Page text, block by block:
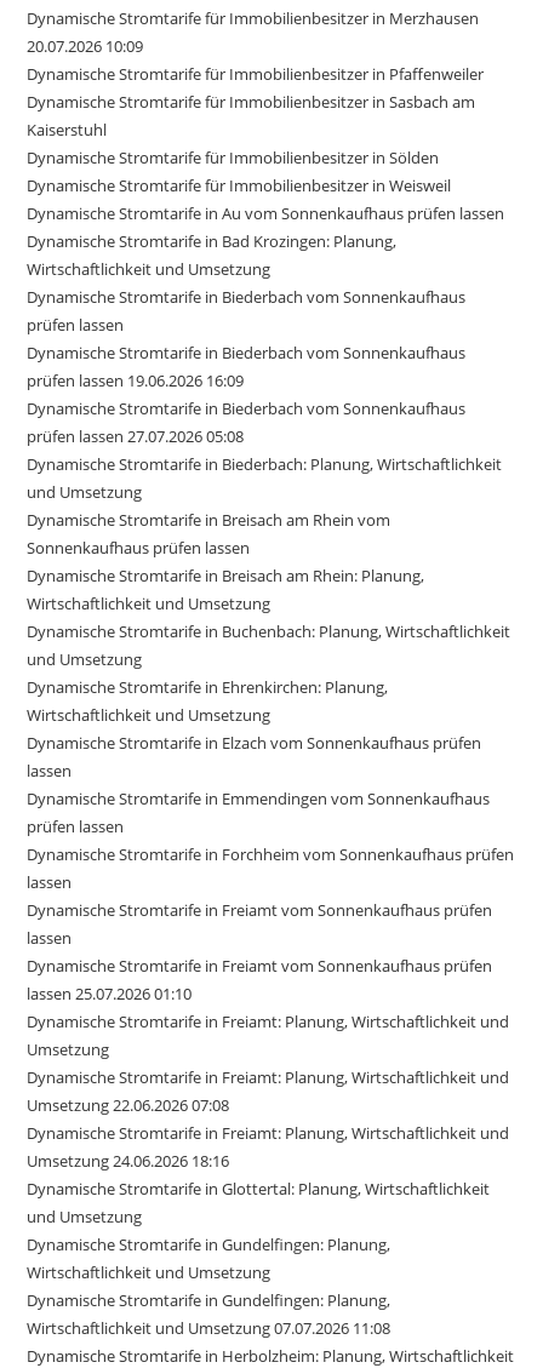
Dynamische Stromtarife für Immobilienbesitzer in Merzhausen
20.07.2026 10:09
Dynamische Stromtarife für Immobilienbesitzer in Pfaffenweiler
Dynamische Stromtarife für Immobilienbesitzer in Sasbach am
Kaiserstuhl
Dynamische Stromtarife für Immobilienbesitzer in Sölden
Dynamische Stromtarife für Immobilienbesitzer in Weisweil
Dynamische Stromtarife in Au vom Sonnenkaufhaus prüfen lassen
Dynamische Stromtarife in Bad Krozingen: Planung,
Wirtschaftlichkeit und Umsetzung
Dynamische Stromtarife in Biederbach vom Sonnenkaufhaus
prüfen lassen
Dynamische Stromtarife in Biederbach vom Sonnenkaufhaus
prüfen lassen 19.06.2026 16:09
Dynamische Stromtarife in Biederbach vom Sonnenkaufhaus
prüfen lassen 27.07.2026 05:08
Dynamische Stromtarife in Biederbach: Planung, Wirtschaftlichkeit
und Umsetzung
Dynamische Stromtarife in Breisach am Rhein vom
Sonnenkaufhaus prüfen lassen
Dynamische Stromtarife in Breisach am Rhein: Planung,
Wirtschaftlichkeit und Umsetzung
Dynamische Stromtarife in Buchenbach: Planung, Wirtschaftlichkeit
und Umsetzung
Dynamische Stromtarife in Ehrenkirchen: Planung,
Wirtschaftlichkeit und Umsetzung
Dynamische Stromtarife in Elzach vom Sonnenkaufhaus prüfen
lassen
Dynamische Stromtarife in Emmendingen vom Sonnenkaufhaus
prüfen lassen
Dynamische Stromtarife in Forchheim vom Sonnenkaufhaus prüfen
lassen
Dynamische Stromtarife in Freiamt vom Sonnenkaufhaus prüfen
lassen
Dynamische Stromtarife in Freiamt vom Sonnenkaufhaus prüfen
lassen 25.07.2026 01:10
Dynamische Stromtarife in Freiamt: Planung, Wirtschaftlichkeit und
Umsetzung
Dynamische Stromtarife in Freiamt: Planung, Wirtschaftlichkeit und
Umsetzung 22.06.2026 07:08
Dynamische Stromtarife in Freiamt: Planung, Wirtschaftlichkeit und
Umsetzung 24.06.2026 18:16
Dynamische Stromtarife in Glottertal: Planung, Wirtschaftlichkeit
und Umsetzung
Dynamische Stromtarife in Gundelfingen: Planung,
Wirtschaftlichkeit und Umsetzung
Dynamische Stromtarife in Gundelfingen: Planung,
Wirtschaftlichkeit und Umsetzung 07.07.2026 11:08
Dynamische Stromtarife in Herbolzheim: Planung, Wirtschaftlichkeit